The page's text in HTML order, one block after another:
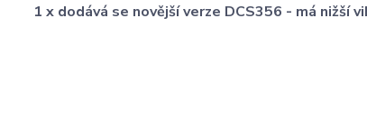
1 x dodává se novější verze DCS356 - má